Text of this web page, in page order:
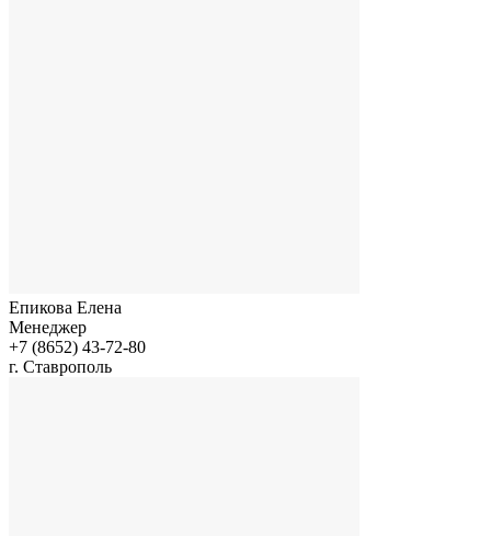
Епикова Елена
Менеджер
+7 (8652) 43-72-80
г. Ставрополь